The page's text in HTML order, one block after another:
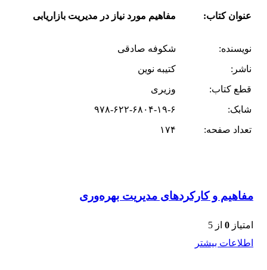
عنوان کتاب: مفاهیم مورد نیاز در مدیریت بازاریابی
نویسنده:
شکوفه صادقی
ناشر:
کتیبه نوین
قطع کتاب:
وزیری
شابک:
۹۷۸-۶۲۲-۶۸۰۴-۱۹-۶
تعداد صفحه:
۱۷۴
مفاهیم و کارکردهای مدیریت بهره‌وری
امتیاز 0 از 5
اطلاعات بیشتر